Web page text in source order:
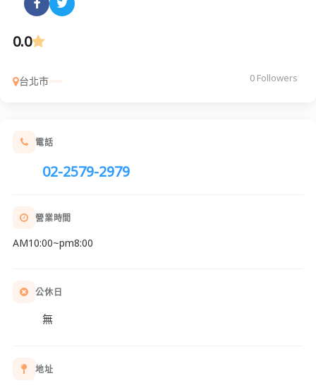
0.0
台北市 0 Followers
電話
02-2579-2979
營業時間
AM10:00~pm8:00
公休日
無
地址